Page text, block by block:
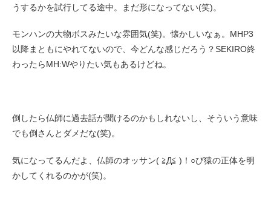
うするかを試行してる途中。まだ形になってない(笑)。
モンハンの大物ボスみたいな雰囲気(笑)。懐かしいなぁ。MHP3
以降まともにやれてないので、今どんな感じだろう？SEKIRO終
わったらMH:Wやりたい気もあるけどね。
倒したら仏師に過去話が聞けるのかもしれないし、そういう意味
でも倒さんとダメだな(笑)。
気になってるんだよ、仏師のオッサン( ≧Д≦ )！○び猿の正体を明
かしてくれるのかが(笑)。